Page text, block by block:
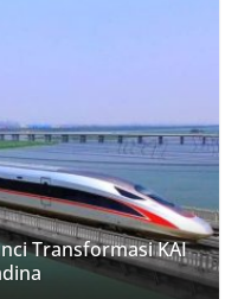
Transformasi KAI